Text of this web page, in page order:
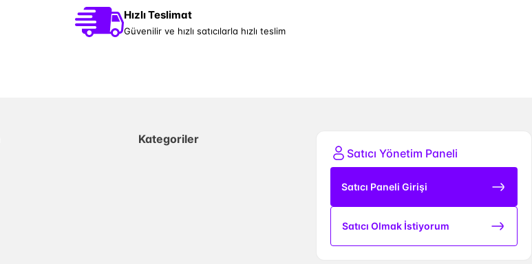
Hızlı Teslimat
Güvenilir ve hızlı satıcılarla hızlı teslim
Kategoriler
Satıcı Yönetim Paneli
Satıcı Paneli Girişi
Satıcı Olmak İstiyorum